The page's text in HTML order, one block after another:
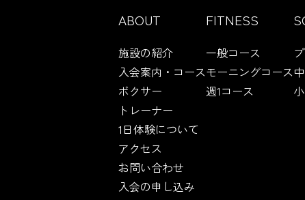
ABOUT
施設の紹介
入会案内・コース
ボクサー
トレーナー
1日体験について
アクセス
お問い合わせ
入会の申し込み
FITNESS
一般コース
モーニングコース
週1コース